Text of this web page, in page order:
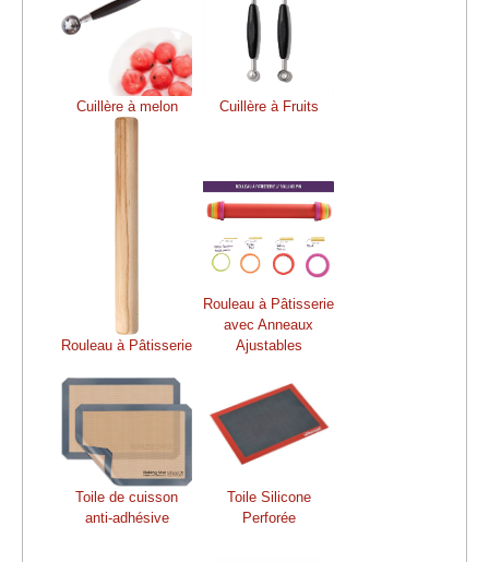
Cuillère à melon Cuillère à Fruits
Rouleau à Pâtisserie
Rouleau à Pâtisserie
avec Anneaux
Ajustables
Toile de cuisson
anti-adhésive
Toile Silicone
Perforée